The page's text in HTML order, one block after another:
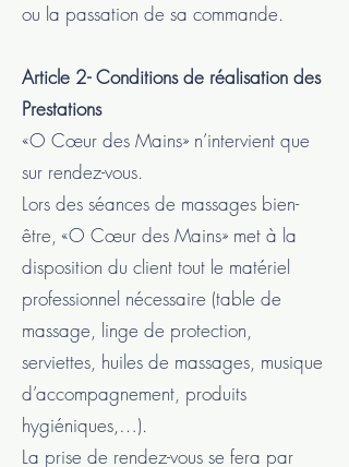
ou la passation de sa commande.
Article 2- Conditions de réalisation des
Prestations
«O Cœur des Mains» n’intervient que
sur rendez-vous.
Lors des séances de massages bien-
être, «O Cœur des Mains» met à la
disposition du client tout le matériel
professionnel nécessaire (table de
massage, linge de protection,
serviettes, huiles de massages, musique
d’accompagnement, produits
hygiéniques,…).
La prise de rendez-vous se fera par